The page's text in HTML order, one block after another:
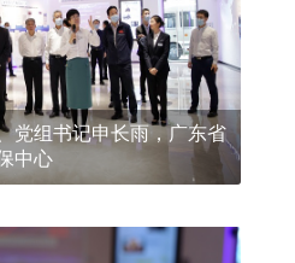
党组书记申长雨，广东省
中心